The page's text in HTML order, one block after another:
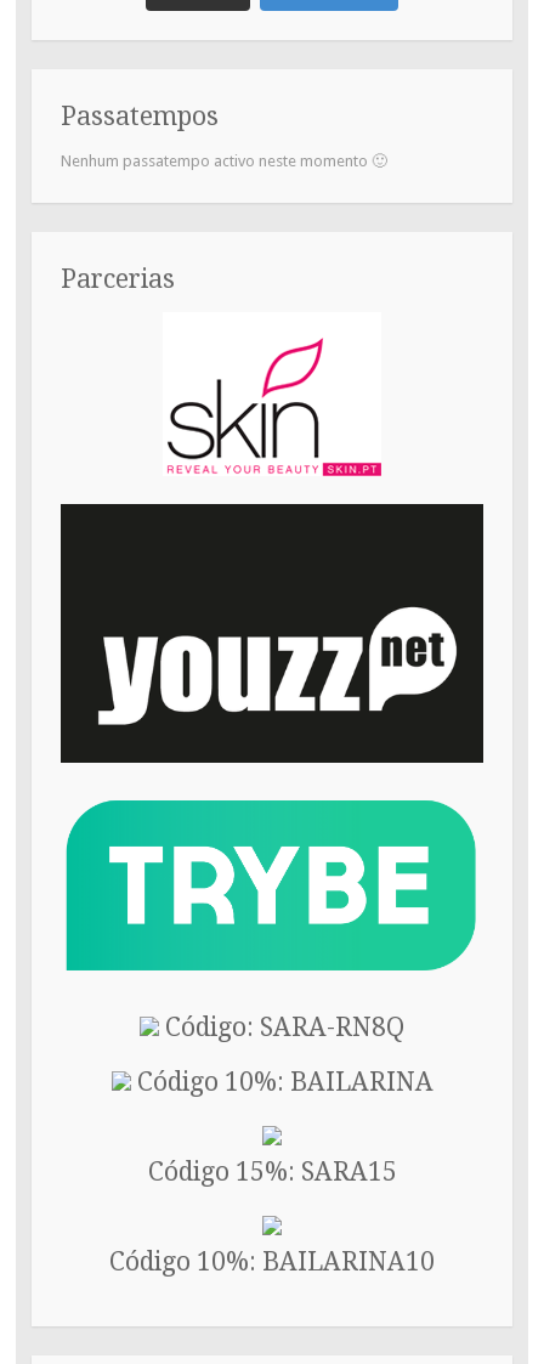
Passatempos
Nenhum passatempo activo neste momento 🙂
Parcerias
Código: SARA-RN8Q
Código 10%: BAILARINA
Código 15%: SARA15
Código 10%: BAILARINA10